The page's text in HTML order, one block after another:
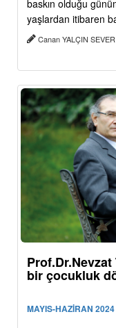
baskın olduğu
yaşlardan itibaren
Canan YALÇIN SEVER
bir çocukluk
MAYIS-HAZİRAN